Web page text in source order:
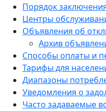
Порядок
Центры
Объявления об
Архив
Способы оплаты и
Тарифы для
Диапазоны
Уведомления о
Часто задаваемые